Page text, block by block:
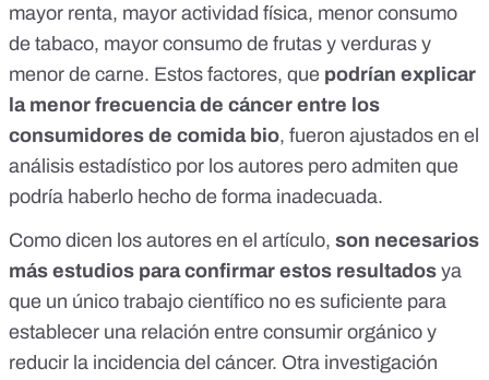
mayor renta, mayor actividad física, menor consumo
de tabaco, mayor consumo de frutas y verduras y
menor de carne. Estos factores, que podrían explicar
la menor frecuencia de cáncer entre los
consumidores de comida bio, fueron ajustados en el
análisis estadístico por los autores pero admiten que
podría haberlo hecho de forma inadecuada.
Como dicen los autores en el artículo, son necesarios
más estudios para confirmar estos resultados ya
que un único trabajo científico no es suficiente para
establecer una relación entre consumir orgánico y
reducir la incidencia del cáncer. Otra investigación